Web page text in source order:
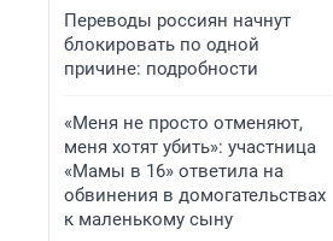
Переводы россиян начнут
блокировать по одной
причине: подробности
«Меня не просто отменяют,
меня хотят убить»: участница
«Мамы в 16» ответила на
обвинения в домогательствах
к маленькому сыну